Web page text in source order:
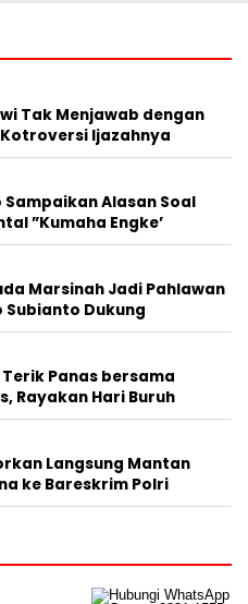
Tak Menjawab dengan
Ijazahnya
Alasan Soal
”Kumaha Engke’
Marsinah Jadi Pahlawan
Subianto Dukung
Panas bersama
Rayakan Hari Buruh
Langsung Mantan
ke Bareskrim Polri